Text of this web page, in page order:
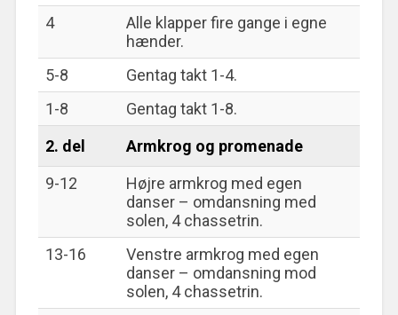
4
Alle klapper fire gange i egne
hænder.
5-8
Gentag takt 1-4.
1-8
Gentag takt 1-8.
2. del
Armkrog og promenade
9-12
Højre armkrog med egen
danser – omdansning med
solen, 4 chassetrin.
13-16
Venstre armkrog med egen
danser – omdansning mod
solen, 4 chassetrin.